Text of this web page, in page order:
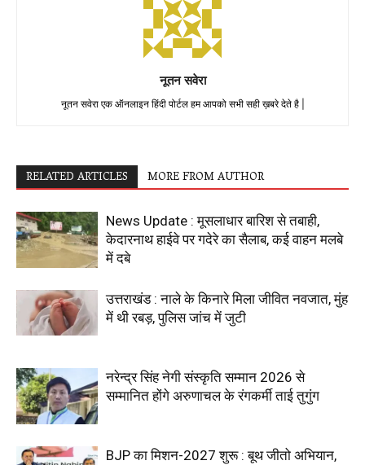
नूतन सवेरा
नूतन सवेरा एक ऑनलाइन हिंदी पोर्टल हम आपको सभी सही ख़बरे देते है |
RELATED ARTICLES MORE FROM AUTHOR
News Update : मूसलाधार बारिश से तबाही,
केदारनाथ हाईवे पर गदेरे का सैलाब, कई वाहन मलबे
में दबे
उत्तराखंड : नाले के किनारे मिला जीवित नवजात, मुंह
में थी रबड़, पुलिस जांच में जुटी
नरेन्द्र सिंह नेगी संस्कृति सम्मान 2026 से
सम्मानित होंगे अरुणाचल के रंगकर्मी ताई तुगुंग
BJP का मिशन-2027 शुरू : बूथ जीतो अभियान,